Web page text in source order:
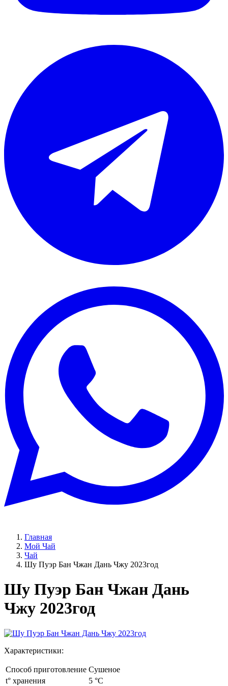
Главная
Мой Чай
Чай
Шу Пуэр Бан Чжан Дань Чжу 2023год
Шу Пуэр Бан Чжан Дань
Чжу 2023год
Характеристики:
Способ приготовление Сушеное
t° хранения
5 °C